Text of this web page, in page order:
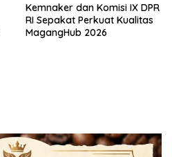
Kemnaker dan Komisi IX DPR
RI Sepakat Perkuat Kualitas
MagangHub 2026